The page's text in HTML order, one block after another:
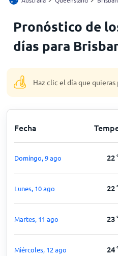
Mis ubicaciones
Pronóstico de
días para
Haz clic el día que
Fecha
Domingo, 9 ago 22
Lunes, 10 ago 22
Martes, 11 ago 23
Miércoles, 12 ago 24